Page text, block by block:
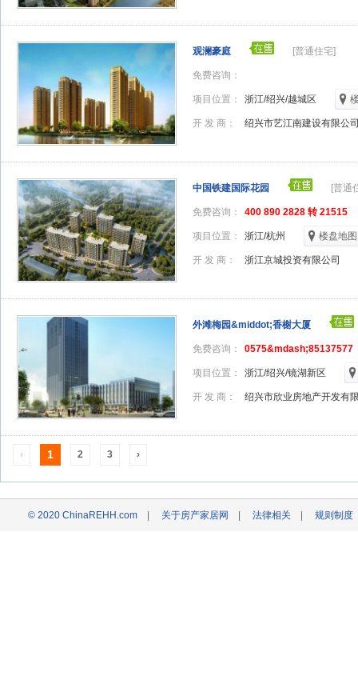
观澜豪庭 [普通住宅]
免费咨询：
项目位置： 浙江/绍兴/越城区
开 发 商： 绍兴市艺江南建设有限公
中国铁建国际花园 [普通
免费咨询： 400 890 2828 转 21515
项目位置： 浙江/杭州 楼盘地图
开 发 商： 浙江京城投资有限公司
外滩梅园&middot;香榭大厦
免费咨询： 0575&mdash;85137577
项目位置： 浙江/绍兴/镜湖新区
开 发 商： 绍兴市欣业房地产开发有
‹ 1 2 3 ›
© 2020 ChinaREHH.com| 关于房产家居网 法律相关| 规则制度